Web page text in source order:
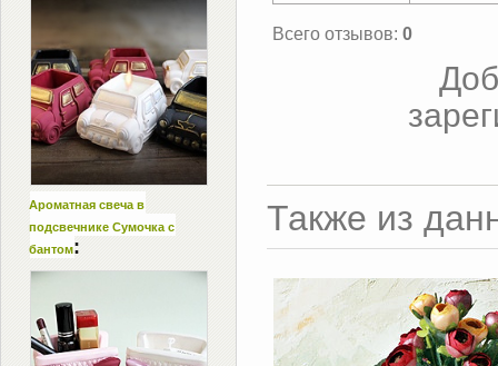
Всего отзывов: 0
Также из
Ароматная свеча в
подсвечнике Сумочка с
бантом: